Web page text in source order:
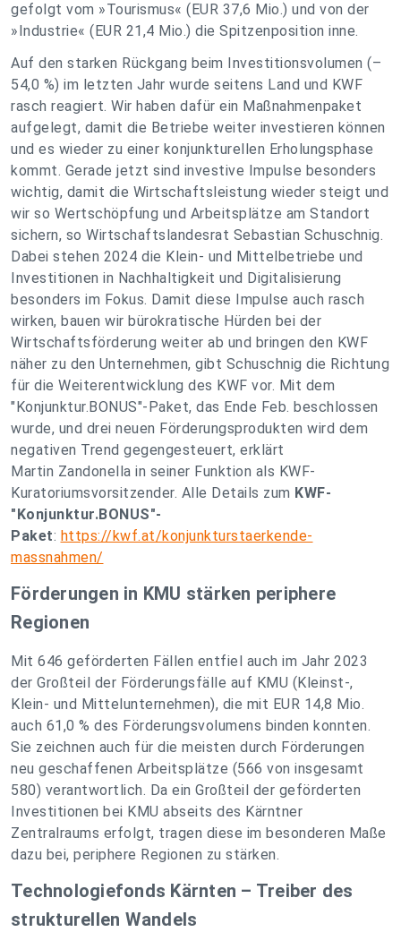
gefolgt vom »Tourismus« (EUR 37,6 Mio.) und von der
»Industrie« (EUR 21,4 Mio.) die Spitzenposition inne.
Auf den starken Rückgang beim Investitionsvolumen (–
54,0 %) im letzten Jahr wurde seitens Land und KWF
rasch reagiert. Wir haben dafür ein Maßnahmenpaket
aufgelegt, damit die Betriebe weiter investieren können
und es wieder zu einer konjunkturellen Erholungsphase
kommt. Gerade jetzt sind investive Impulse besonders
wichtig, damit die Wirtschaftsleistung wieder steigt und
wir so Wertschöpfung und Arbeitsplätze am Standort
sichern, so Wirtschaftslandesrat Sebastian Schuschnig.
Dabei stehen 2024 die Klein- und Mittelbetriebe und
Investitionen in Nachhaltigkeit und Digitalisierung
besonders im Fokus. Damit diese Impulse auch rasch
wirken, bauen wir bürokratische Hürden bei der
Wirtschaftsförderung weiter ab und bringen den KWF
näher zu den Unternehmen, gibt Schuschnig die Richtung
für die Weiterentwicklung des KWF vor. Mit dem
"Konjunktur.BONUS"-Paket, das Ende Feb. beschlossen
wurde, und drei neuen Förderungsprodukten wird dem
negativen Trend gegengesteuert, erklärt
Martin Zandonella in seiner Funktion als KWF-
Kuratoriumsvorsitzender. Alle Details zum KWF-
"Konjunktur.BONUS"-
Paket: https://kwf.at/konjunkturstaerkende-
massnahmen/
Förderungen in KMU stärken periphere
Regionen
Mit 646 geförderten Fällen entfiel auch im Jahr 2023
der Großteil der Förderungsfälle auf KMU (Kleinst-,
Klein- und Mittelunternehmen), die mit EUR 14,8 Mio.
auch 61,0 % des Förderungsvolumens binden konnten.
Sie zeichnen auch für die meisten durch Förderungen
neu geschaffenen Arbeitsplätze (566 von insgesamt
580) verantwortlich. Da ein Großteil der geförderten
Investitionen bei KMU abseits des Kärntner
Zentralraums erfolgt, tragen diese im besonderen Maße
dazu bei, periphere Regionen zu stärken.
Technologiefonds Kärnten – Treiber des
strukturellen Wandels